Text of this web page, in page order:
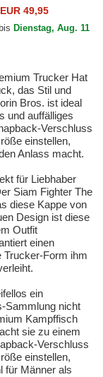
Farm Goorin
EUR 49,95
Dienstag, Aug. 11
Trucker Hat
das Stil und
Bros. ist ideal
und auffälliges
Verschluss
einstellen,
Anlass macht.
für Liebhaber
Siam Fighter The
diese Kappe von
Design ist diese
Outfit
einen
Trucker-Form ihm
ein
Sammlung nicht
Kampffisch
sie zu einem
Verschluss
einstellen,
für Männer als